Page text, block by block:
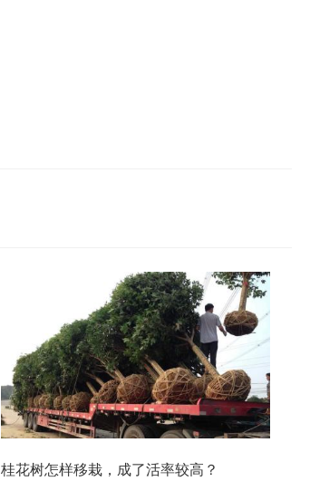
桂花树怎样移栽，成了活率较高？